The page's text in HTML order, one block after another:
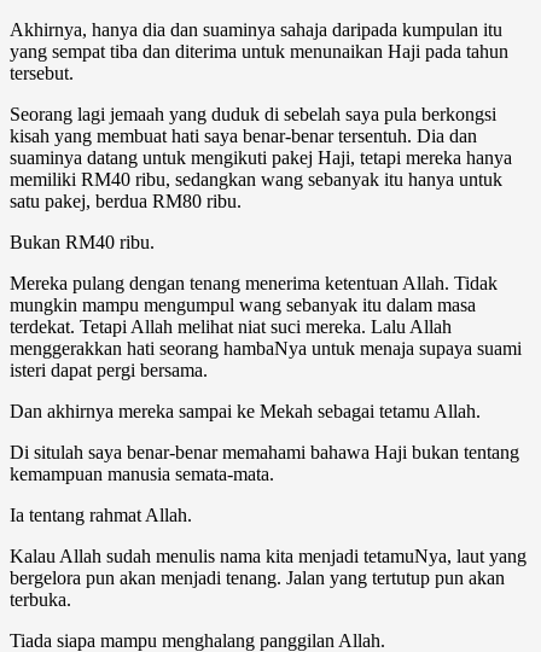
Akhirnya, hanya dia dan suaminya sahaja daripada kumpulan itu
yang sempat tiba dan diterima untuk menunaikan Haji pada tahun
tersebut.
Seorang lagi jemaah yang duduk di sebelah saya pula berkongsi
kisah yang membuat hati saya benar-benar tersentuh. Dia dan
suaminya datang untuk mengikuti pakej Haji, tetapi mereka hanya
memiliki RM40 ribu, sedangkan wang sebanyak itu hanya untuk
satu pakej, berdua RM80 ribu.
Bukan RM40 ribu.
Mereka pulang dengan tenang menerima ketentuan Allah. Tidak
mungkin mampu mengumpul wang sebanyak itu dalam masa
terdekat. Tetapi Allah melihat niat suci mereka. Lalu Allah
menggerakkan hati seorang hambaNya untuk menaja supaya suami
isteri dapat pergi bersama.
Dan akhirnya mereka sampai ke Mekah sebagai tetamu Allah.
Di situlah saya benar-benar memahami bahawa Haji bukan tentang
kemampuan manusia semata-mata.
Ia tentang rahmat Allah.
Kalau Allah sudah menulis nama kita menjadi tetamuNya, laut yang
bergelora pun akan menjadi tenang. Jalan yang tertutup pun akan
terbuka.
Tiada siapa mampu menghalang panggilan Allah.